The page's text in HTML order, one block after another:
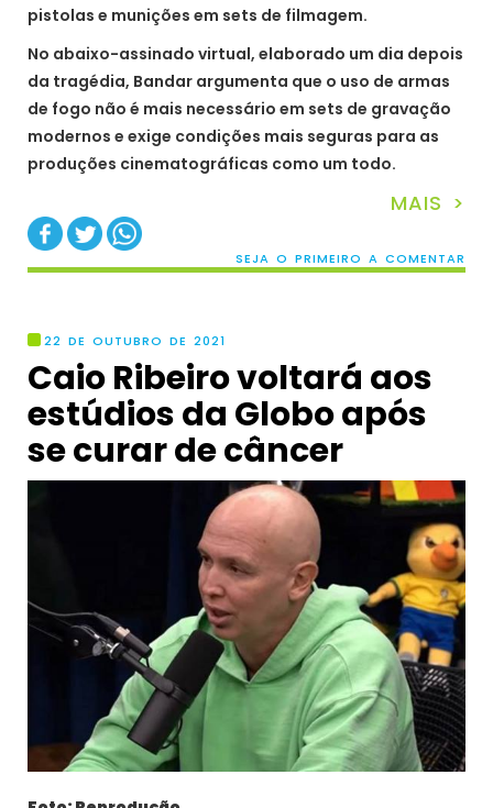
pistolas e munições em sets de filmagem.
No abaixo-assinado virtual, elaborado um dia depois
da tragédia, Bandar argumenta que o uso de armas
de fogo não é mais necessário em sets de gravação
modernos e exige condições mais seguras para as
produções cinematográficas como um todo.
MAIS >
SEJA O PRIMEIRO A COMENTAR
22 DE OUTUBRO DE 2021
Caio Ribeiro voltará aos
estúdios da Globo após
se curar de câncer